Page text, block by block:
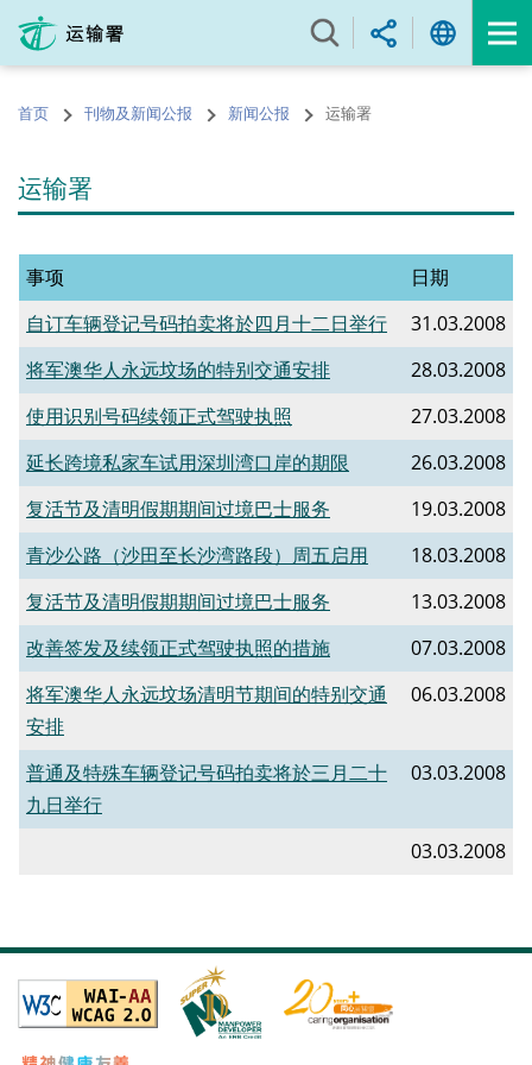
内
的首页 刊物及新闻公报 新闻公报 运输署
运输署
事项
日期
自订车辆登记号码拍卖将於四月十二日举行
31.03.2008
将军澳华人永远坟场的特别交通安排
28.03.2008
使用识别号码续领正式驾驶执照
27.03.2008
延长跨境私家车试用深圳湾口岸的期限
26.03.2008
复活节及清明假期期间过境巴士服务
19.03.2008
青沙公路（沙田至长沙湾路段）周五启用
18.03.2008
复活节及清明假期期间过境巴士服务
13.03.2008
改善签发及续领正式驾驶执照的措施
07.03.2008
将军澳华人永远坟场清明节期间的特别交通
安排
06.03.2008
普通及特殊车辆登记号码拍卖将於三月二十
九日举行
03.03.2008
03.03.2008